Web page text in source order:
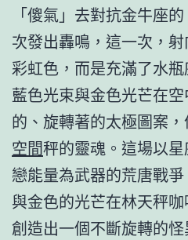
「傻氣」去對抗金牛座
次發出轟鳴，這一次，
彩虹色，而是充滿了水
藍色光束與金色光芒在
的、旋轉著的太極圖案
空間秤的靈魂。這場以
戀能量為武器的荒唐戰
與金色的光芒在林天秤
創造出一個不斷旋轉的